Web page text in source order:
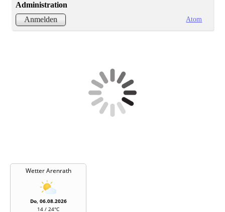
Administration
Anmelden
Atom